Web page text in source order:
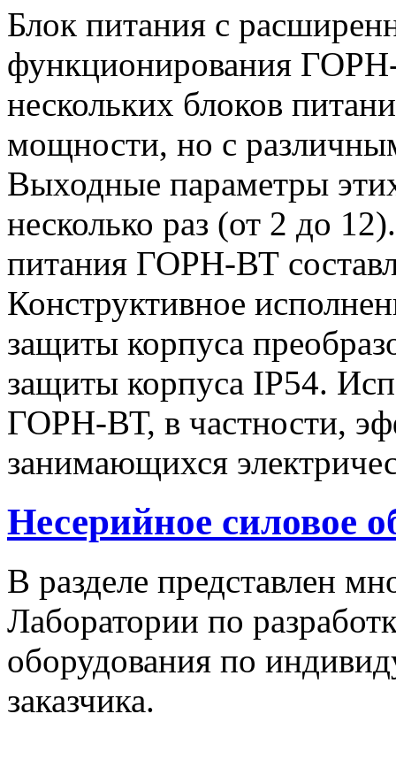
Блок питания с
функционирования
нескольких блоков
мощности, но с
Выходные параметры
несколько раз (от 2 до
питания ГОРН-ВТ
Конструктивное
защиты корпуса
защиты корпуса IP54.
ГОРН-ВТ, в частности,
занимающихся
Несерийное силовое
В разделе представлен
Лаборатории по
оборудования по
заказчика.